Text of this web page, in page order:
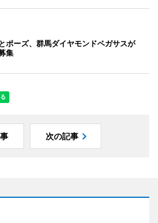
ポーズ、群馬ダイヤモンドペガサスが
集
次の記事